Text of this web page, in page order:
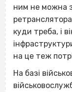
ним не можна
куди треба, і
на це теж
На базі